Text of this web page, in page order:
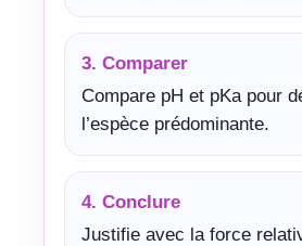
3. Comparer
Compare pH et pKa pour
l’espèce prédominante.
4. Conclure
Justifie avec la force